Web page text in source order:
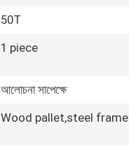
50T
1 piece
আলোচনা সাপেক্ষে
Wood pallet,steel frame